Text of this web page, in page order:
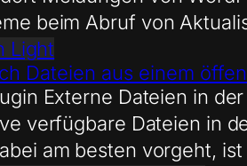
beim Abruf von
Light
Dateien aus einem
Externe Dateien in
verfügbare Dateien in
am besten vorgeht,